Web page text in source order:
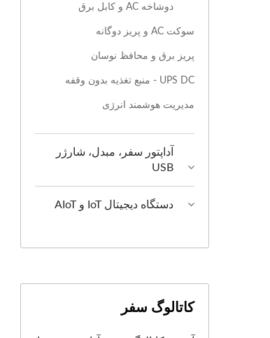
دوشاخه AC و کابل برق
سوکت AC و پریز دوگانه
پریز برق و محافظ نوسان
UPS DC - منبع تغذیه بدون وقفه
مدیریت هوشمند انرژی
آداپتور سفر، مبدل، شارژر
USB
دستگاه دیجیتال IoT و AIoT
کاتالوگ سفر